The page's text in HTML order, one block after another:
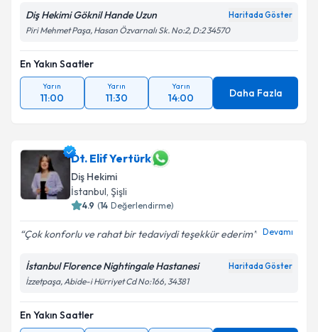
Diş Hekimi Göknil Hande Uzun Haritada Göster
Piri Mehmet Paşa, Hasan Özvarnalı Sk. No:2, D:2 34570
En Yakın Saatler
Yarın
11:00
Yarın
11:30
Yarın
14:00 Daha Fazla
Dt. Elif Yertürk
Diş Hekimi
İstanbul, Şişli
4.9 (14 Değerlendirme)
Çok konforlu ve rahat bir tedaviydi teşekkür ederim Devamı
İstanbul Florence Nightingale Hastanesi Haritada Göster
İzzetpaşa, Abide-i Hürriyet Cd No:166, 34381
En Yakın Saatler